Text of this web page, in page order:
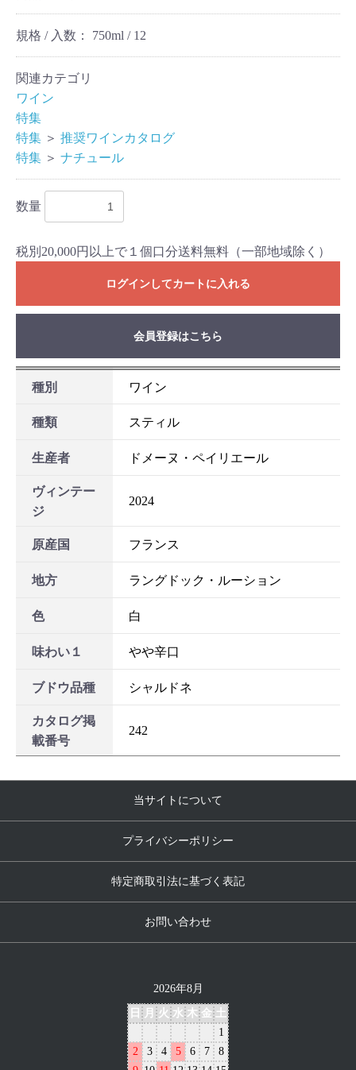
規格 / 入数： 750ml / 12
関連カテゴリ
ワイン
特集
特集 ＞ 推奨ワインカタログ
特集 ＞ ナチュール
数量
税別20,000円以上で１個口分送料無料（一部地域除く）
ログインしてカートに入れる
会員登録はこちら
種別 ワイン
種類 スティル
生産者 ドメーヌ・ペイリエール
ヴィンテー
ジ
2024
原産国 フランス
地方 ラングドック・ルーション
色 白
味わい１ やや辛口
ブドウ品種 シャルドネ
カタログ掲
載番号
242
当サイトについて
プライバシーポリシー
特定商取引法に基づく表記
お問い合わせ
2026年8月
日 月 火 水 木 金 土
1
2
3 4 5 6 7
8